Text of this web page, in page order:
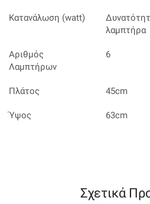
Κατανάλωση (watt)
λαμπτήρα
Αριθμός
Λαμπτήρων
6
Πλάτος 45cm
Ύψος 63cm
Σχετικά